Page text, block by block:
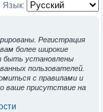
Язык:
Регистрация
более широкие
быть установлены
пользователей.
с правилами и
ваше присутствие на